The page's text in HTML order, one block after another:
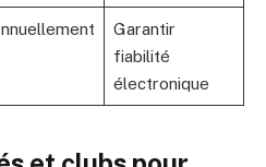
Garantir
fiabilité
électronique